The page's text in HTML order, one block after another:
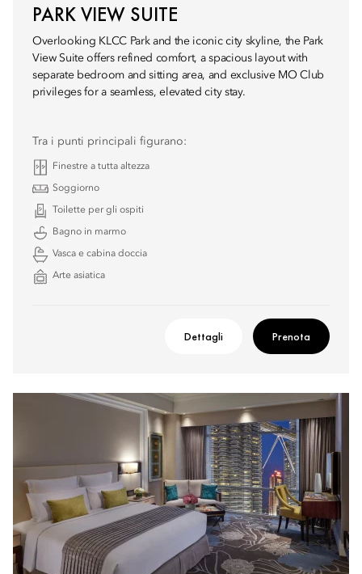
PARK VIEW SUITE
Overlooking KLCC Park and the iconic city skyline, the Park
View Suite offers refined comfort, a spacious layout with
separate bedroom and sitting area, and exclusive MO Club
privileges for a seamless, elevated city stay.
Tra i punti principali figurano:
Finestre a tutta altezza
Soggiorno
Toilette per gli ospiti
Bagno in marmo
Vasca e cabina doccia
Arte asiatica
Dettagli Prenota